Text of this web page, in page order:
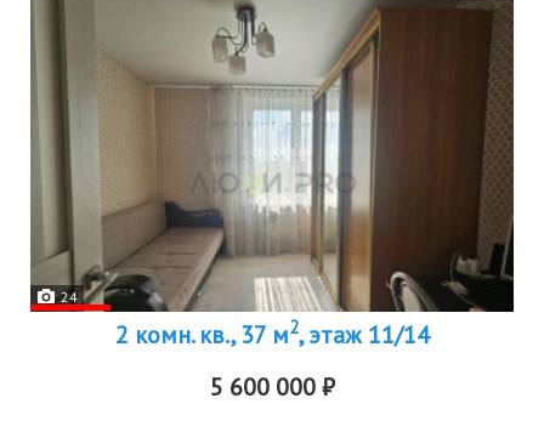
24
2 комн. кв., 37 м2, этаж 11/14
5 600 000 ₽